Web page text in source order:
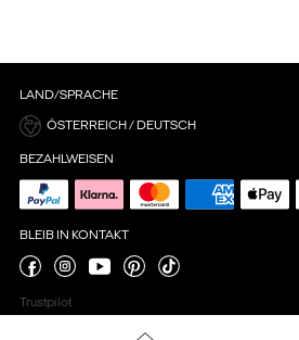
LAND/SPRACHE
ÖSTERREICH / DEUTSCH
BEZAHLWEISEN
BLEIB IN KONTAKT
Trustpilot